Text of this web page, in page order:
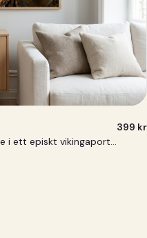
Förvandla dig till en nordisk krigare i ett episkt vikingaporträtt.
399 kr